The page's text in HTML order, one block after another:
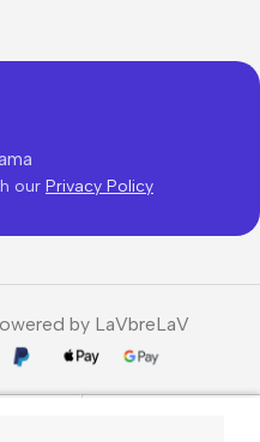
our Privacy Policy
by LaVbreLaV